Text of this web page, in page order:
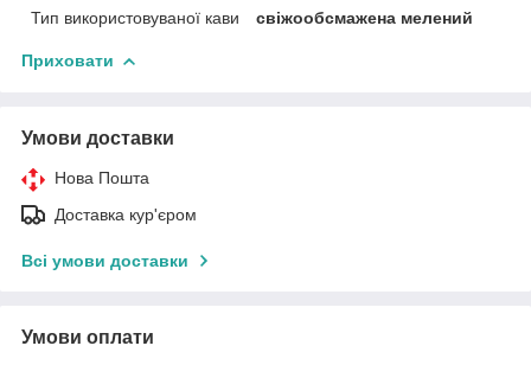
Тип використовуваної кави
свіжообсмажена мелений
Приховати
Умови доставки
Нова Пошта
Доставка кур'єром
Всі умови доставки
Умови оплати